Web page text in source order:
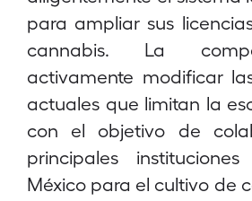
para ampliar sus
cannabis. La
activamente modificar
actuales que limitan la
con el objetivo de
principales
México para el cultivo de